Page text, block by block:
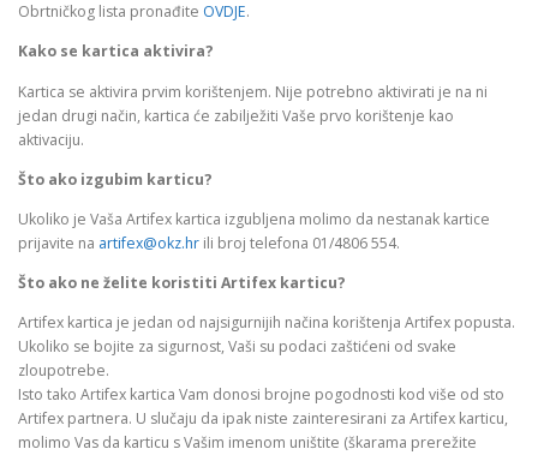
Obrtničkog lista pronađite OVDJE.
Kako se kartica aktivira?
Kartica se aktivira prvim korištenjem. Nije potrebno aktivirati je na ni
jedan drugi način, kartica će zabilježiti Vaše prvo korištenje kao
aktivaciju.
Što ako izgubim karticu?
Ukoliko je Vaša Artifex kartica izgubljena molimo da nestanak kartice
prijavite na artifex@okz.hr ili broj telefona 01/4806 554.
Što ako ne želite koristiti Artifex karticu?
Artifex kartica je jedan od najsigurnijih načina korištenja Artifex popusta.
Ukoliko se bojite za sigurnost, Vaši su podaci zaštićeni od svake
zloupotrebe.
Isto tako Artifex kartica Vam donosi brojne pogodnosti kod više od sto
Artifex partnera. U slučaju da ipak niste zainteresirani za Artifex karticu,
molimo Vas da karticu s Vašim imenom uništite (škarama prerežite